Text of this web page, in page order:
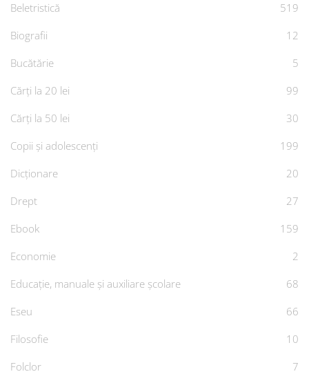
Beletristică
519
Biografii
12
Bucătărie
5
Cărți la 20 lei
99
Cărți la 50 lei
30
Copii și adolescenți
199
Dicționare
20
Drept
27
Ebook
159
Economie
2
Educație, manuale și auxiliare școlare
68
Eseu
66
Filosofie
10
Folclor
7